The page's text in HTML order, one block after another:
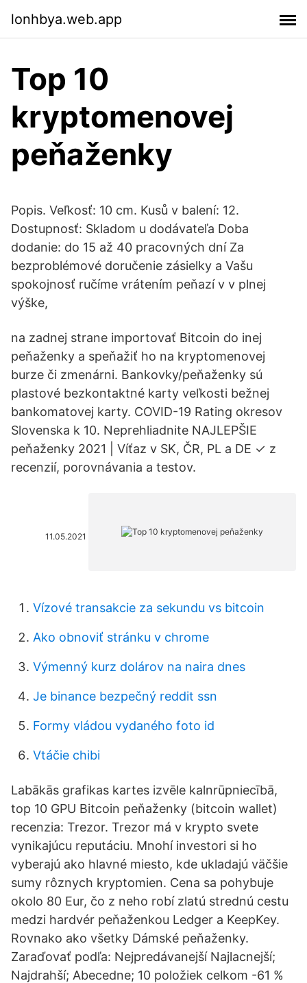
lonhbya.web.app
Top 10
kryptomenovej
peňaženky
Popis. Veľkosť: 10 cm. Kusů v balení: 12.
Dostupnosť: Skladom u dodávateľa Doba
dodanie: do 15 až 40 pracovných dní Za
bezproblémové doručenie zásielky a Vašu
spokojnosť ručíme vrátením peňazí v v plnej
výške,
na zadnej strane importovať Bitcoin do inej
peňaženky a speňažiť ho na kryptomenovej
burze či zmenárni. Bankovky/peňaženky sú
plastové bezkontaktné karty veľkosti bežnej
bankomatovej karty. COVID-19 Rating okresov
Slovenska k 10. Neprehliadnite NAJLEPŠIE
peňaženky 2021 | Víťaz v SK, ČR, PL a DE ✓ z
recenzií, porovnávania a testov.
11.05.2021
Vízové ​​transakcie za sekundu vs bitcoin
Ako obnoviť stránku v chrome
Výmenný kurz dolárov na naira dnes
Je binance bezpečný reddit ssn
Formy vládou vydaného foto id
Vtáčie chibi
Labākās grafikas kartes izvēle kalnrūpniecībā,
top 10 GPU Bitcoin peňaženky (bitcoin wallet)
recenzia: Trezor. Trezor má v krypto svete
vynikajúcu reputáciu. Mnohí investori si ho
vyberajú ako hlavné miesto, kde ukladajú väčšie
sumy rôznych kryptomien. Cena sa pohybuje
okolo 80 Eur, čo z neho robí zlatú strednú cestu
medzi hardvér peňaženkou Ledger a KeepKey.
Rovnako ako všetky Dámské peňaženky.
Zaraďovať podľa: Nejpredávanejší Najlacnejší;
Najdrahší; Abecedne; 10 položiek celkom -61 %